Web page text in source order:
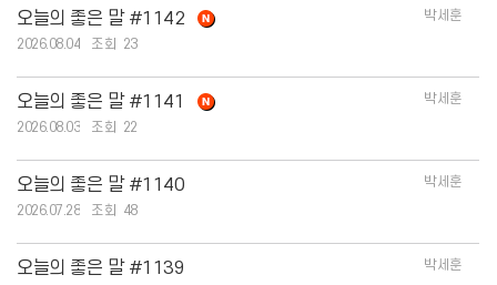
오늘의 좋은 말 #1142
박세훈
2026.08.04
23
오늘의 좋은 말 #1141
박세훈
2026.08.03
22
오늘의 좋은 말 #1140
박세훈
2026.07.28
48
오늘의 좋은 말 #1139
박세훈